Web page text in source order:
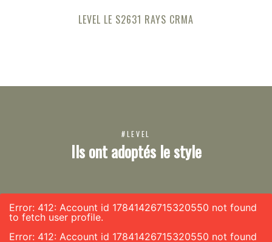
LEVEL LE S2631 RAYS CRMA
#LEVEL
Ils ont adoptés le style
Error: 412: Account id 17841426715320550 not found
to fetch user profile.
Error: 412: Account id 17841426715320550 not found